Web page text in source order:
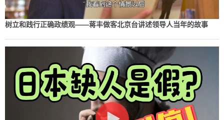
树立和践行正确政绩观——蒋丰做客北京台讲述领导人当年的故事